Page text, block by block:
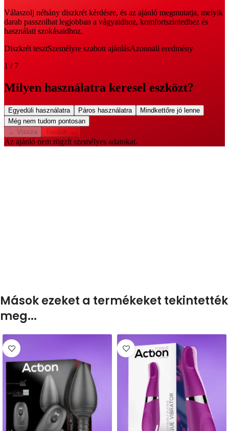
Mások ezeket a termékeket tekintették
meg...